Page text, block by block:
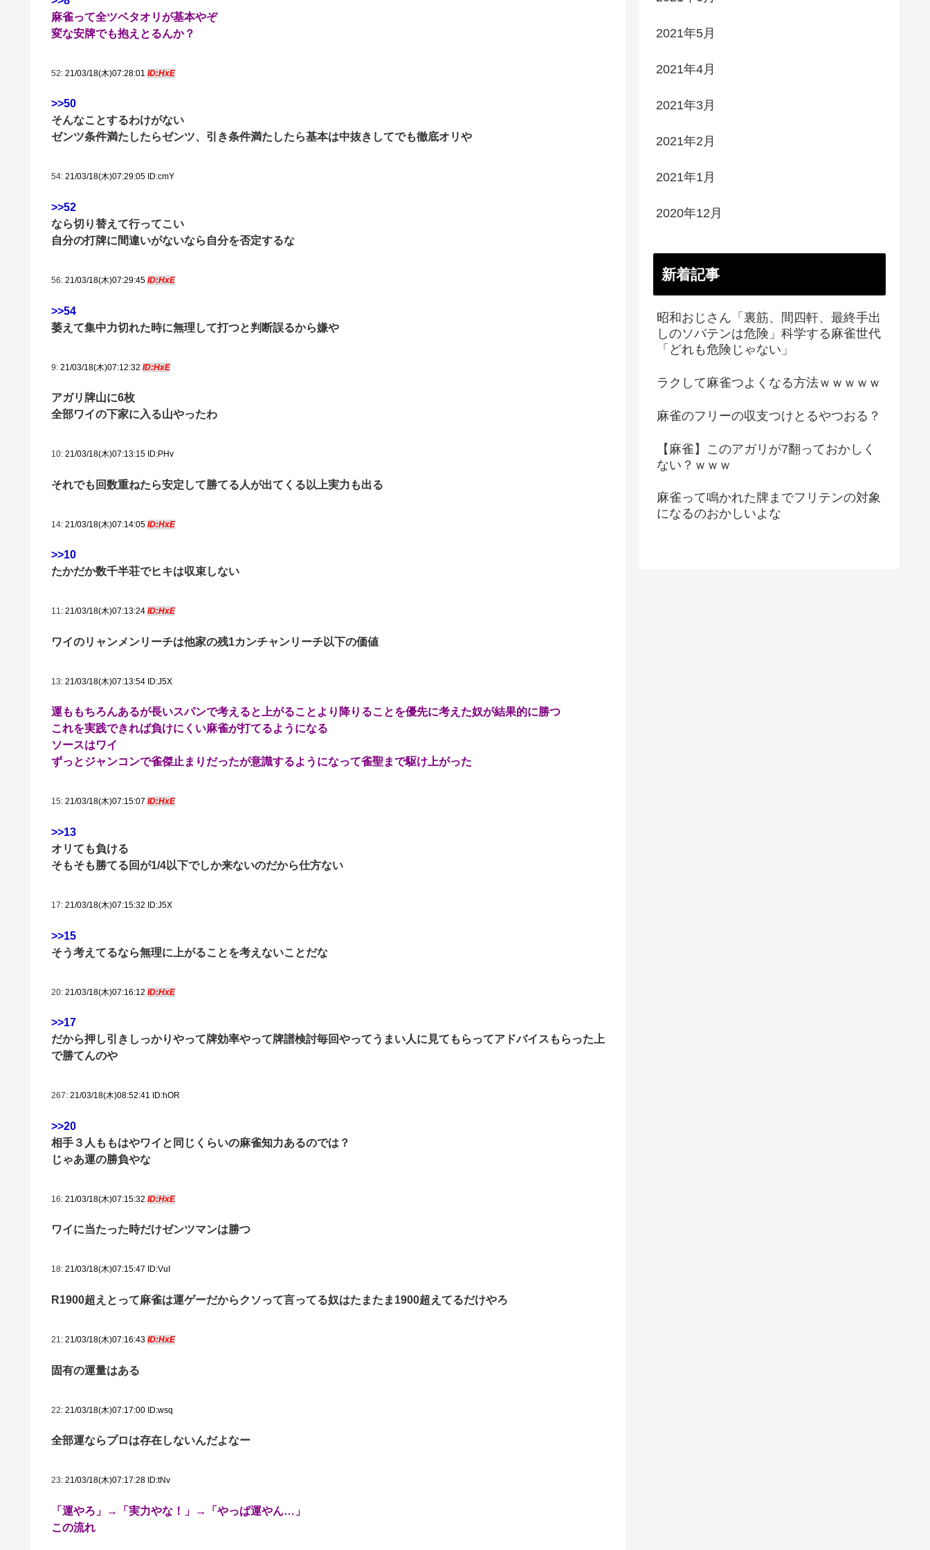
麻雀って全ツベタオリが基本やぞ
変な安牌でも抱えとるんか？
52: 21/03/18(木)07:28:01 ID:HxE
>>50
そんなことするわけがない
ゼンツ条件満たしたらゼンツ、引き条件満たしたら基本は中抜きしてでも徹底オリや
54: 21/03/18(木)07:29:05 ID:cmY
>>52
なら切り替えて行ってこい
自分の打牌に間違いがないなら自分を否定するな
56: 21/03/18(木)07:29:45 ID:HxE
>>54
萎えて集中力切れた時に無理して打つと判断誤るから嫌や
9: 21/03/18(木)07:12:32 ID:HxE
アガリ牌山に6枚
全部ワイの下家に入る山やったわ
10: 21/03/18(木)07:13:15 ID:PHv
それでも回数重ねたら安定して勝てる人が出てくる以上実力も出る
14: 21/03/18(木)07:14:05 ID:HxE
>>10
たかだか数千半荘でヒキは収束しない
11: 21/03/18(木)07:13:24 ID:HxE
ワイのリャンメンリーチは他家の残1カンチャンリーチ以下の価値
13: 21/03/18(木)07:13:54 ID:J5X
運ももちろんあるが長いスパンで考えると上がることより降りることを優先に考えた奴が結果的に勝つ
これを実践できれば負けにくい麻雀が打てるようになる
ソースはワイ
ずっとジャンコンで雀傑止まりだったが意識するようになって雀聖まで駆け上がった
15: 21/03/18(木)07:15:07 ID:HxE
>>13
オリても負ける
そもそも勝てる回が1/4以下でしか来ないのだから仕方ない
17: 21/03/18(木)07:15:32 ID:J5X
>>15
そう考えてるなら無理に上がることを考えないことだな
20: 21/03/18(木)07:16:12 ID:HxE
>>17
だから押し引きしっかりやって牌効率やって牌譜検討毎回やってうまい人に見てもらってアドバイスもらった上
で勝てんのや
267: 21/03/18(木)08:52:41 ID:hOR
>>20
相手３人ももはやワイと同じくらいの麻雀知力あるのでは？
じゃあ運の勝負やな
16: 21/03/18(木)07:15:32 ID:HxE
ワイに当たった時だけゼンツマンは勝つ
18: 21/03/18(木)07:15:47 ID:VuI
R1900超えとって麻雀は運ゲーだからクソって言ってる奴はたまたま1900超えてるだけやろ
21: 21/03/18(木)07:16:43 ID:HxE
固有の運量はある
22: 21/03/18(木)07:17:00 ID:wsq
全部運ならプロは存在しないんだよなー
23: 21/03/18(木)07:17:28 ID:tNv
「運やろ」→「実力やな！」→「やっぱ運やん…」
この流れ
2021年5月
2021年4月
2021年3月
2021年2月
2021年1月
2020年12月
新着記事
昭和おじさん「裏筋、間四軒、最終手出
しのソバテンは危険」科学する麻雀世代
「どれも危険じゃない」
ラクして麻雀つよくなる方法ｗｗｗｗｗ
麻雀のフリーの収支つけとるやつおる？
【麻雀】このアガリが7翻っておかしく
ない？ｗｗｗ
麻雀って鳴かれた牌までフリテンの対象
になるのおかしいよな